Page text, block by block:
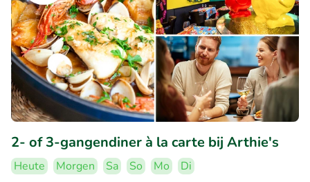
2- of 3-gangendiner à la carte bij Arthie's
Heute Morgen Sa So Mo
Di